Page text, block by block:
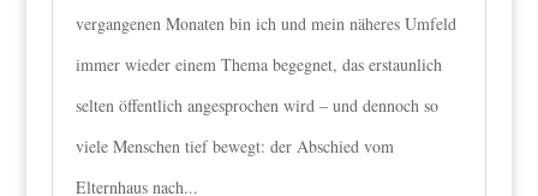
vergangenen Monaten bin ich und mein näheres Umfeld
immer wieder einem Thema begegnet, das erstaunlich
selten öffentlich angesprochen wird – und dennoch so
viele Menschen tief bewegt: der Abschied vom
Elternhaus nach...